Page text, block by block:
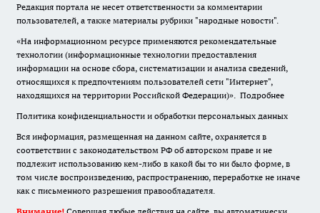
Редакция портала не несет ответственности за комментарии
пользователей, а также материалы рубрики "народные новости".
«На информационном ресурсе применяются рекомендательные
технологии (информационные технологии предоставления
информации на основе сбора, систематизации и анализа сведений,
относящихся к предпочтениям пользователей сети "Интернет",
находящихся на территории Российской Федерации)». Подробнее
Политика конфиденциальности и обработки персональных данных
Вся информация, размещенная на данном сайте, охраняется в
соответствии с законодательством РФ об авторском праве и не
подлежит использованию кем-либо в какой бы то ни было форме, в
том числе воспроизведению, распространению, переработке не иначе
как с письменного разрешения правообладателя.